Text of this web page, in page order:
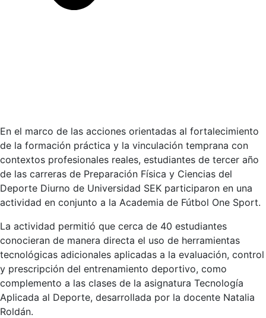
En el marco de las acciones orientadas al fortalecimiento
de la formación práctica y la vinculación temprana con
contextos profesionales reales, estudiantes de tercer año
de las carreras de Preparación Física y Ciencias del
Deporte Diurno de Universidad SEK participaron en una
actividad en conjunto a la Academia de Fútbol One Sport.
La actividad permitió que cerca de 40 estudiantes
conocieran de manera directa el uso de herramientas
tecnológicas adicionales aplicadas a la evaluación, control
y prescripción del entrenamiento deportivo, como
complemento a las clases de la asignatura Tecnología
Aplicada al Deporte, desarrollada por la docente Natalia
Roldán.